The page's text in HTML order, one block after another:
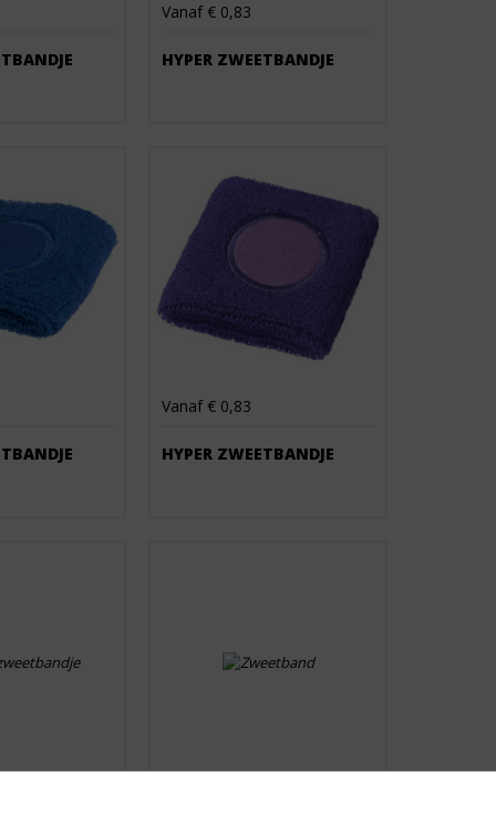
Vanaf € 0,83
HYPER ZWEETBANDJE
Vanaf € 0,83
HYPER ZWEETBANDJE